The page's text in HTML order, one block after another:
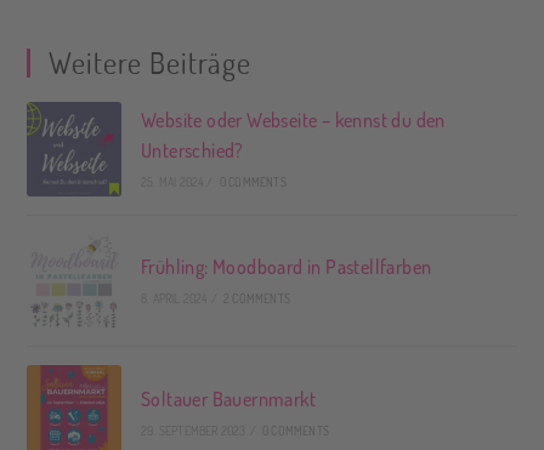
Weitere Beiträge
Website oder Webseite – kennst du den
Unterschied?
0 COMMENTS
Frühling: Moodboard in Pastellfarben
2 COMMENTS
Soltauer Bauernmarkt
29. SEPTEMBER 2023 0 COMMENTS